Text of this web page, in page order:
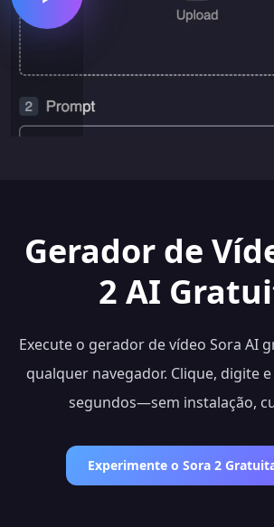
Gerador de
2 AI
Execute o gerador de vídeo Sora AI
qualquer navegador. Clique, digite
segundos—sem instalação,
Experimente o Sora 2